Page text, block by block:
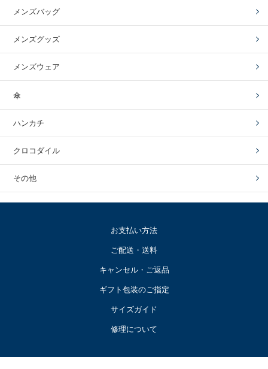
メンズバッグ
メンズグッズ
メンズウェア
傘
ハンカチ
クロコダイル
その他
お支払い方法
ご配送・送料
キャンセル・ご返品
ギフト包装のご指定
サイズガイド
修理について